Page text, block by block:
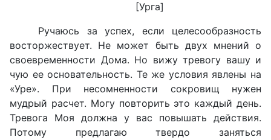
[Урга]
Ручаюсь за успех, если целесообразность
восторжествует. Не может быть двух мнений о
своевременности Дома. Но вижу тревогу вашу и
чую ее основательность. Те же условия явлены на
«Уре». При несомненности сокровищ нужен
мудрый расчет. Могу повторить это каждый день.
Тревога Моя должна у вас повышать действия.
Потому предлагаю твердо заняться